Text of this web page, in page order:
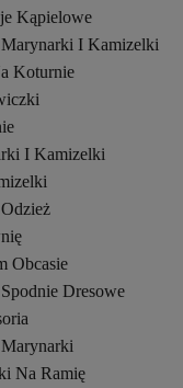
Kąpielowe
I Kamizelki
Koturnie
I Kamizelki
Obcasie
Dresowe
Na Ramię